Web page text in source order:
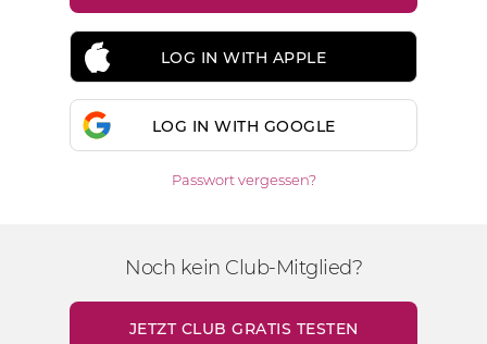
LOG IN WITH APPLE
LOG IN WITH GOOGLE
Passwort vergessen?
Noch kein Club-Mitglied?
JETZT CLUB GRATIS TESTEN